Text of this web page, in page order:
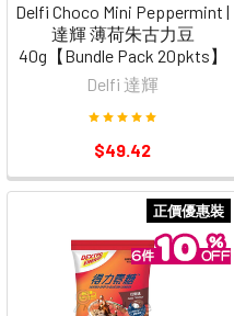
Delfi Choco Mini Peppermint |
達輝 薄荷朱古力豆
40g【Bundle Pack 20pkts】
Delfi 達輝
$49.42
正價優惠裝